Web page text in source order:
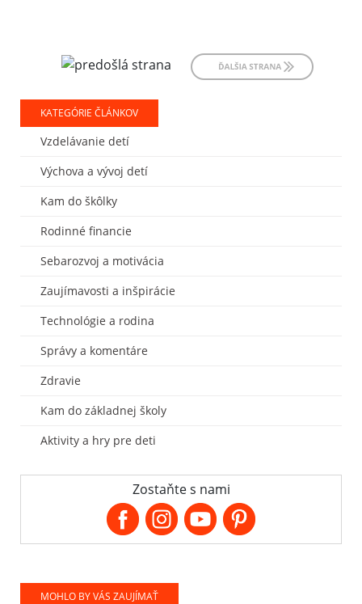
KATEGÓRIE ČLÁNKOV
Vzdelávanie detí
Výchova a vývoj detí
Kam do škôlky
Rodinné financie
Sebarozvoj a motivácia
Zaujímavosti a inšpirácie
Technológie a rodina
Správy a komentáre
Zdravie
Kam do základnej školy
Aktivity a hry pre deti
Zostaňte s nami
MOHLO BY VÁS ZAUJÍMAŤ